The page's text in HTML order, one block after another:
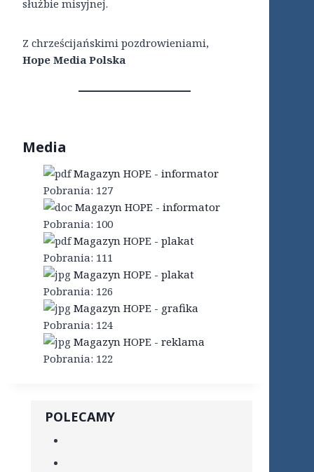
służbie misyjnej.
Z chrześcijańskimi pozdrowieniami,
Hope Media Polska
Media
Magazyn HOPE - informator
Pobrania: 127
Magazyn HOPE - informator
Pobrania: 100
Magazyn HOPE - plakat
Pobrania: 111
Magazyn HOPE - plakat
Pobrania: 126
Magazyn HOPE - grafika
Pobrania: 124
Magazyn HOPE - reklama
Pobrania: 122
POLECAMY